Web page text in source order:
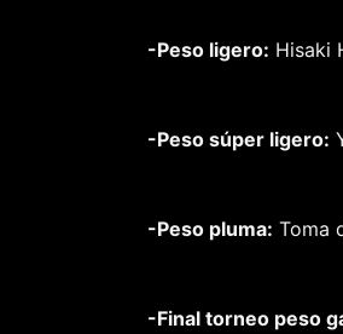
-Peso ligero: Hisaki
-Peso súper ligero:
-Peso pluma: Toma
-Final torneo peso